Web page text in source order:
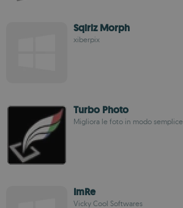
Sqirlz Morph
xiberpix
Turbo Photo
Migliora le foto in modo semplice
ImRe
Vicky Cool Softwares